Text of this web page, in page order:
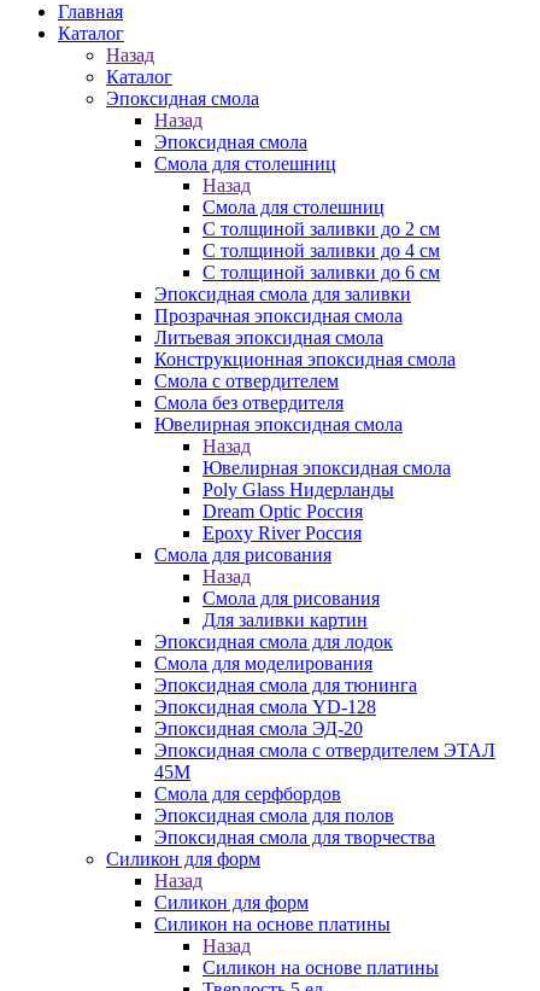
Главная
Каталог
Назад
Каталог
Эпоксидная смола
Назад
Эпоксидная смола
Смола для столешниц
Назад
Смола для столешниц
С толщиной заливки до 2 см
С толщиной заливки до 4 см
С толщиной заливки до 6 см
Эпоксидная смола для заливки
Прозрачная эпоксидная смола
Литьевая эпоксидная смола
Конструкционная эпоксидная смола
Смола с отвердителем
Смола без отвердителя
Ювелирная эпоксидная смола
Назад
Ювелирная эпоксидная смола
Poly Glass Нидерланды
Dream Optic Россия
Epoxy River Россия
Смола для рисования
Назад
Смола для рисования
Для заливки картин
Эпоксидная смола для лодок
Смола для моделирования
Эпоксидная смола для тюнинга
Эпоксидная смола YD-128
Эпоксидная смола ЭД-20
Эпоксидная смола с отвердителем ЭТАЛ
45М
Смола для серфбордов
Эпоксидная смола для полов
Эпоксидная смола для творчества
Силикон для форм
Назад
Силикон для форм
Силикон на основе платины
Назад
Силикон на основе платины